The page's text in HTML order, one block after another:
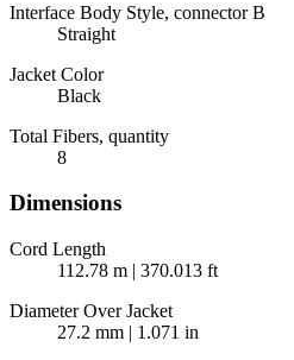
Interface Body Style, connector B
Straight
Jacket Color
Black
Total Fibers, quantity
8
Dimensions
Cord Length
112.78 m | 370.013 ft
Diameter Over Jacket
27.2 mm | 1.071 in